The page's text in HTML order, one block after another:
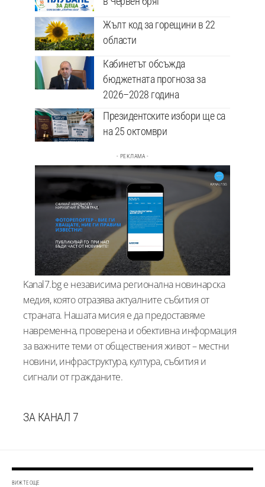
Жълт код за горещини в 22
области
Кабинетът обсъжда
бюджетната прогноза за
2026–2028 година
Президентските избори ще са
на 25 октомври
- РЕКЛАМА -
Kanal7.bg е независима регионална новинарска
медия, която отразява актуалните събития от
страната. Нашата мисия е да предоставяме
навременна, проверена и обективна информация
за важните теми от обществения живот – местни
новини, инфраструктура, култура, събития и
сигнали от гражданите.
ЗА КАНАЛ 7
ВИЖТЕ ОЩЕ